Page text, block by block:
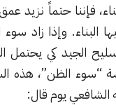
نزيد عمق الحفر حتى
زاد سوء الظن لدينا،
كي يحتمل البناء ويكون
هذه السياسة التي
قال: